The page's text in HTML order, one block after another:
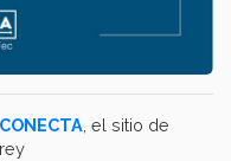
CONECTA, el sitio de